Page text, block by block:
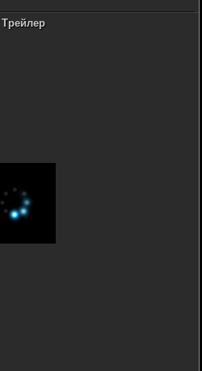
Трейлер